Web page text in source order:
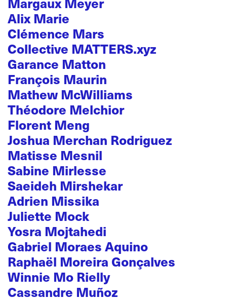
Alix Marie
Clémence Mars
Collective MATTERS.xyz
Garance Matton
François Maurin
Mathew McWilliams
Théodore Melchior
Florent Meng
Joshua Merchan Rodriguez
Matisse Mesnil
Sabine Mirlesse
Saeideh Mirshekar
Adrien Missika
Juliette Mock
Yosra Mojtahedi
Gabriel Moraes Aquino
Raphaël Moreira Gonçalves
Winnie Mo Rielly
Cassandre Muñoz